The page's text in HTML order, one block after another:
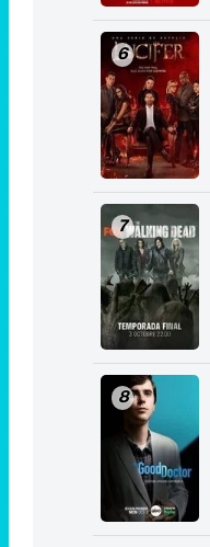
6
7
8